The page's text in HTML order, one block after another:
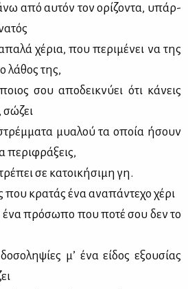
από αυ­τόν τον ορί­ζο­ντα, υπάρ­
χέ­ρια, που πε­ρι­μέ­νει να της
λά­θος της,
σου απο­δει­κνύ­ει ότι κά­νεις
σώ­ζει
μυα­λού τα οποία ήσουν
πε­ρι­φρά­ξεις,
σε κα­τοι­κή­σι­μη γη.
που κρα­τάς ένα ανα­πά­ντε­χο χέ­ρι
ένα πρό­σω­πο που πο­τέ σου δεν το
δο­σο­λη­ψί­ες μ’ ένα εί­δος εξου­σί­ας